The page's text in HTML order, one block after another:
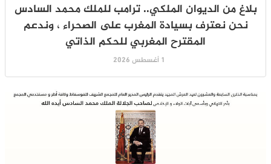
بلاغ من الديوان الملكي.. ترامب للملك محمد السادس
نحن نعترف بسيادة المغرب على الصحراء ، وندعم
المقترح المغربي للحكم الذاتي
1 أغسطس 2026